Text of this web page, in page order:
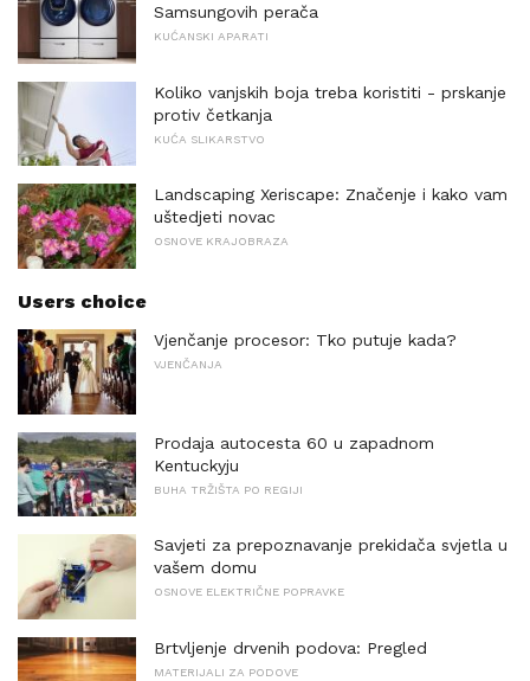
Samsungovih perača
KUĆANSKI APARATI
Koliko vanjskih boja treba koristiti - prskanje
protiv četkanja
KUĆA SLIKARSTVO
Landscaping Xeriscape: Značenje i kako vam
uštedjeti novac
OSNOVE KRAJOBRAZA
Users choice
Vjenčanje procesor: Tko putuje kada?
VJENČANJA
Prodaja autocesta 60 u zapadnom
Kentuckyju
BUHA TRŽIŠTA PO REGIJI
Savjeti za prepoznavanje prekidača svjetla u
vašem domu
OSNOVE ELEKTRIČNE POPRAVKE
Brtvljenje drvenih podova: Pregled
MATERIJALI ZA PODOVE